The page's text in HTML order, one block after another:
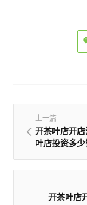
上一篇
开茶叶店开
叶店投资多
开茶叶店